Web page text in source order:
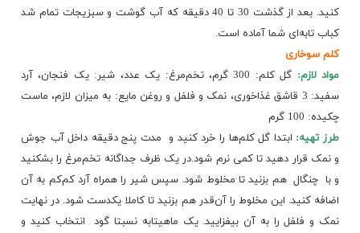
کنید. بعد از گذشت 30 تا 40 دقیقه که آب گوشت و سبزیجات تمام شد
کباب تابه‌ای شما آماده است.
کلم سوخاری
مواد لازم:
گل کلم: 300 گرم، تخم‌مرغ: یک عدد، شیر: یک فنجان، آرد
سفید: 3 قاشق غذاخوری، نمک و فلفل​ و روغن مایع: به میزان لازم، ماست
چکیده: 100 گرم
طرز تهیه: ابتدا گل کلم‌ها را خرد کنید و ​ مدت پنج دقیقه داخل آب جوش
و نمک قرار دهید تا کمی نرم شود.در یک ظرف جداگانه تخم‌مرغ را بشکنید
و با ​ چنگال ​ هم بزنید تا مخلوط شود. سپس شیر را همراه آرد کم‌کم به آن
اضافه کنید. این مخلوط را آن‌قدر​ هم بزنید تا کاملا یکدست شود. در نهایت
نمک و فلفل را به آن بیفزایید. یک ماهیتابه نسبتا گود ​ انتخاب کنید و